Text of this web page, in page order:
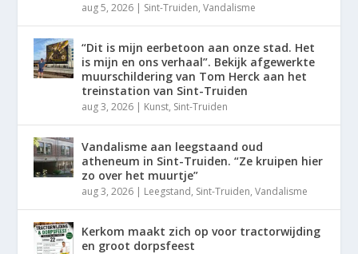
aug 5, 2026 | Sint-Truiden,Vandalisme
“Dit is mijn eerbetoon aan onze stad. Het
is mijn en ons verhaal”. Bekijk afgewerkte
muurschildering van Tom Herck aan het
treinstation van Sint-Truiden
aug 3, 2026 | Kunst, Sint-Truiden
Vandalisme aan leegstaand oud
atheneum in Sint-Truiden. “Ze kruipen hier
zo over het muurtje”
aug 3, 2026 | Leegstand, Sint-Truiden,Vandalisme
Kerkom maakt zich op voor tractorwijding
en groot dorpsfeest